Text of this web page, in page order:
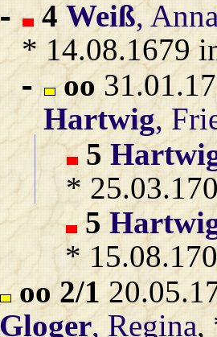
- 4 Weiß,
* 14.08.1679
- oo
Hartwig,
5
*
5
*
oo 2/1
Gloger, Regina,